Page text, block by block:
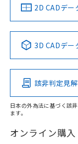
中国 RoHS 注意
Pb
在庫等で未対応品
2D CADデー
3D CADデー
該非判定見
日本の外為法に基づく該
ます。
オンライン購入